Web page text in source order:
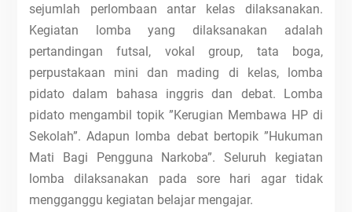
sejumlah perlombaan antar kelas dilaksanakan.
Kegiatan lomba yang dilaksanakan adalah
pertandingan futsal, vokal group, tata boga,
perpustakaan mini dan mading di kelas, lomba
pidato dalam bahasa inggris dan debat. Lomba
pidato mengambil topik ”Kerugian Membawa HP di
Sekolah”. Adapun lomba debat bertopik ”Hukuman
Mati Bagi Pengguna Narkoba”. Seluruh kegiatan
lomba dilaksanakan pada sore hari agar tidak
mengganggu kegiatan belajar mengajar.